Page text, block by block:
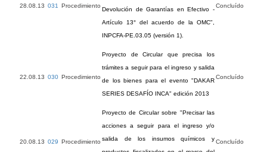
28.08.13 031 Procedimiento
Devolución de Garantías en Efectivo -
Artículo 13° del acuerdo de la OMC",
INPCFA-PE.03.05 (versión 1).
Concluído
22.08.13 030 Procedimiento
Proyecto de Circular que precisa los
trámites a seguir para el ingreso y salida
de los bienes para el evento "DAKAR
SERIES DESAFÍO INCA" edición 2013
Concluído
20.08.13 029 Procedimiento
Proyecto de Circular sobre "Precisar las
acciones a seguir para el ingreso y/o
salida de los insumos químicos yConcluído